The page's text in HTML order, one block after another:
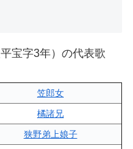
宝字3年）の代表歌
笠郎女
橘諸兄
狭野弟上娘子